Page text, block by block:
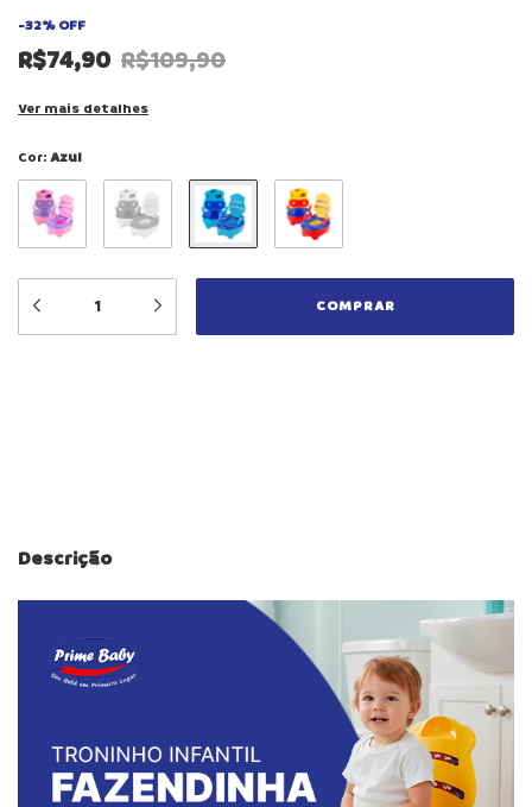
-32%OFF
R$74,90 R$109,90
Ver mais detalhes
Cor:Azul
Descrição